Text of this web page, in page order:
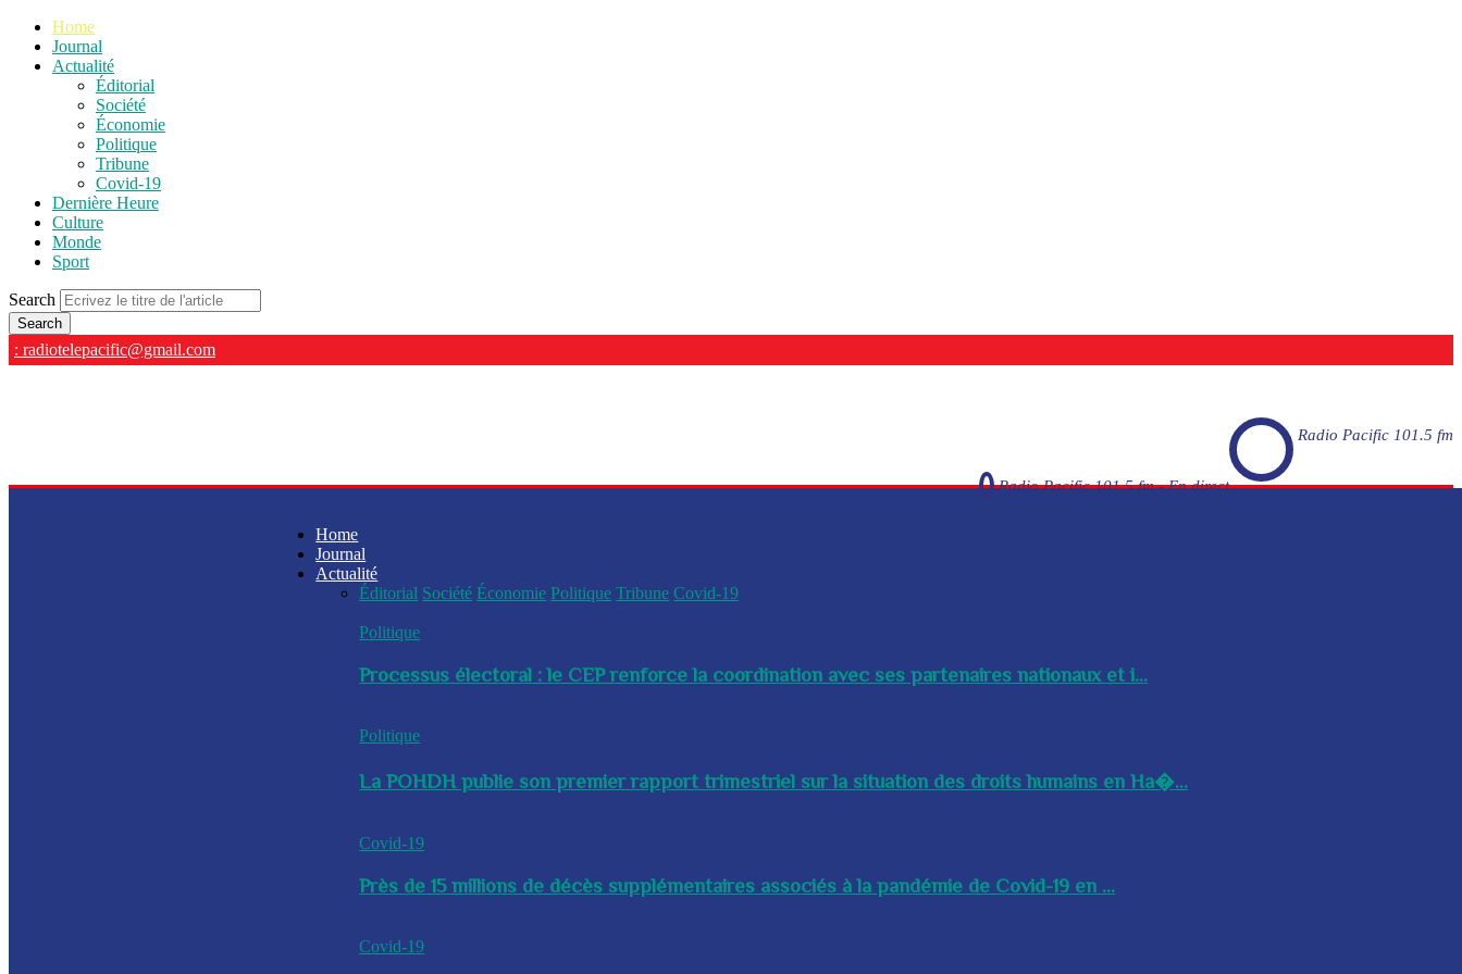
Home
Journal
Actualité
Éditorial
Société
Économie
Politique
Tribune
Covid-19
Dernière Heure
Culture
Monde
Sport
Search
: radiotelepacific@gmail.com
Radio Pacific 101.5 fm
Radio Pacific 101.5 fm - En direct
Home
Journal
Actualité
Éditorial Société Économie Politique Tribune Covid-19
Politique
Processus électoral : le CEP renforce la coordination avec ses partenaires nationaux et i...
Politique
La POHDH publie son premier rapport trimestriel sur la situation des droits humains en Ha�...
Covid-19
Près de 15 millions de décès supplémentaires associés à la pandémie de Covid-19 en ...
Covid-19